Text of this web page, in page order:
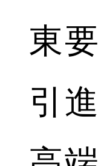
東
引